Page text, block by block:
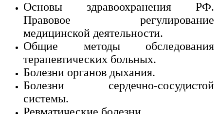
Основы здравоохранения РФ.
Правовое регулирование
медицинской деятельности.
Общие методы обследования
терапевтических больных.
Болезни органов дыхания.
Болезни сердечно-сосудистой
системы.